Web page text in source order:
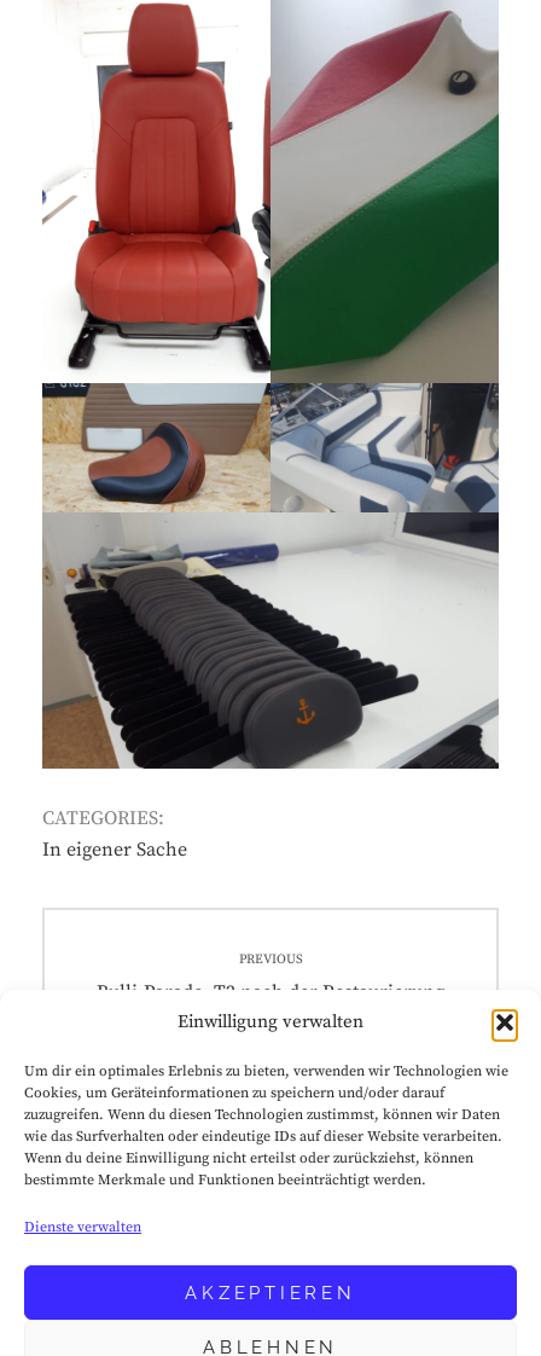
Einwilligung verwalten
Um dir ein optimales Erlebnis zu bieten, verwenden wir Technologien wie
Cookies, um Geräteinformationen zu speichern und/oder darauf
zuzugreifen. Wenn du diesen Technologien zustimmst, können wir Daten
wie das Surfverhalten oder eindeutige IDs auf dieser Website verarbeiten.
Wenn du deine Einwilligung nicht erteilst oder zurückziehst, können
bestimmte Merkmale und Funktionen beeinträchtigt werden.
Dienste verwalten
AKZEPTIEREN
ABLEHNEN
CATEGORIES:
In eigener Sache
PREVIOUS
Bulli-Parade. T2 nach der Restaurierung
Datenschutz